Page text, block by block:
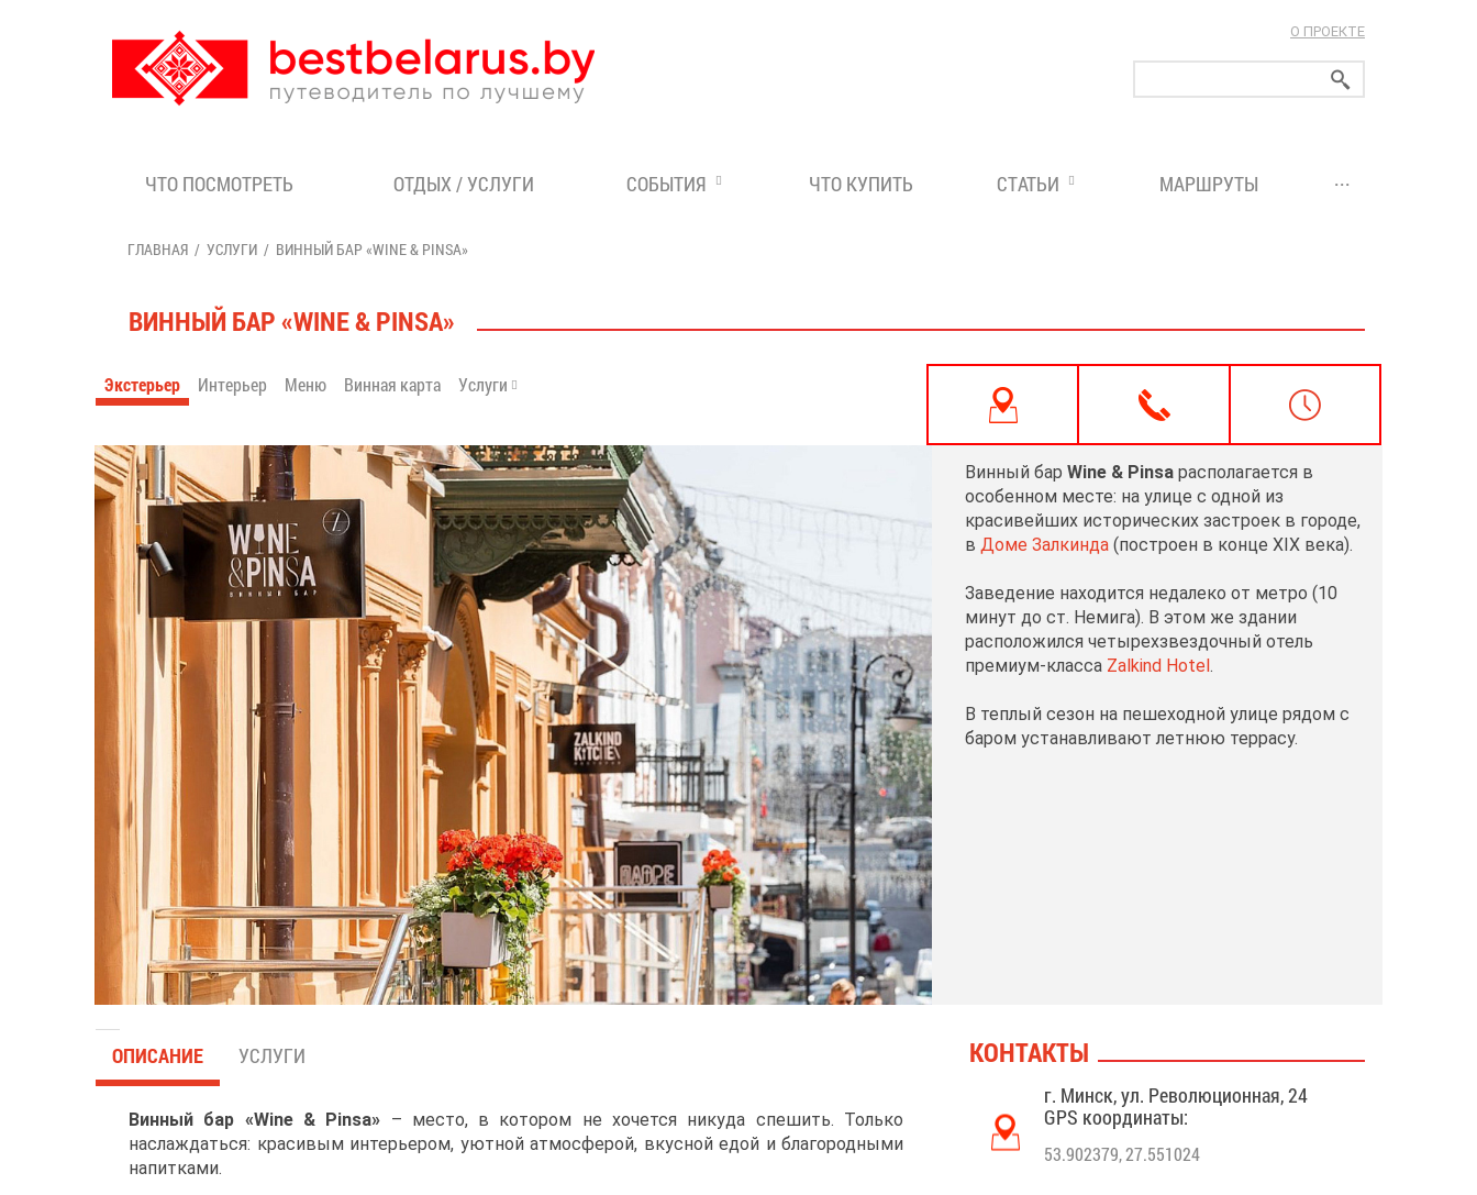
О ПРОЕКТЕ
ЧТО ПОСМОТРЕТЬ ОТДЫХ / УСЛУГИ СОБЫТИЯ ЧТО КУПИТЬ СТАТЬИ МАРШРУТЫ ...
ГЛАВНАЯ УСЛУГИ ВИННЫЙ БАР «WINE & PINSA»
ВИННЫЙ БАР «WINE & PINSA»
Экстерьер Интерьер Меню Винная карта Услуги
Винный бар Wine & Pinsaрасполагается в
особенном месте: на улице с одной из
красивейших исторических застроек в городе,
в Доме Залкинда(построен в конце XIX века).
Заведение находится недалеко от метро (10
минут до ст. Немига). В этом же здании
расположился четырехзвездочный отель
премиум-класса Zalkind Hotel .
В теплый сезон на пешеходной улице рядом с
баром устанавливают летнюю террасу.
ОПИСАНИЕ УСЛУГИ
Винный бар «Wine & Pinsa» – место, в котором не хочется никуда спешить. Только
наслаждаться: красивым интерьером, уютной атмосферой, вкусной едой и благородными
напитками.
КОНТАКТЫ
г. Минск, ул. Революционная, 24
GPS координаты:
53.902379, 27.551024